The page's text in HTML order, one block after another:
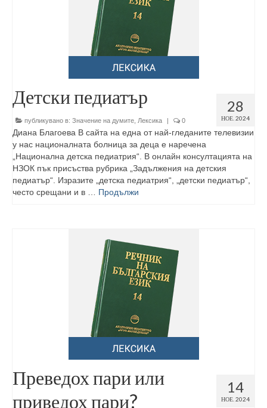
28
НОЕ. 2024
Детски педиатър
публикувано в: Значение на думите Лексика | 0
Диана Благоева В сайта на една от най-гледаните телевизии
у нас националната болница за деца е наречена
„Национална детска педиатрия“. В онлайн консултацията на
НЗОК пък присъства рубрика „Задължения на детския
педиатър“. Изразите „детска педиатрия“, „детски педиатър“,
често срещани и в … Продължи
14
НОЕ. 2024
Преведох пари или
приведох пари?